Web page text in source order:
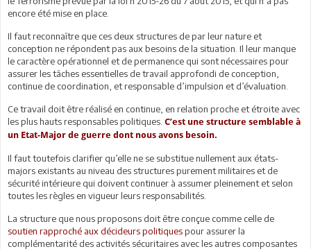
encore été mise en place.
Il faut reconnaître que ces deux structures de par leur nature et
conception ne répondent pas aux besoins de la situation. Il leur manque
le caractère opérationnel et de permanence qui sont nécessaires pour
assurer les tâches essentielles de travail approfondi de conception,
continue de coordination, et responsable d’impulsion et d’évaluation.
Ce travail doit être réalisé en continue, en relation proche et étroite avec
les plus hauts responsables politiques. C’est une structure semblable à
un Etat-Major de guerre dont nous avons besoin.
Il faut toutefois clarifier qu’elle ne se substitue nullement aux états-
majors existants au niveau des structures purement militaires et de
sécurité intérieure qui doivent continuer à assumer pleinement et selon
toutes les règles en vigueur leurs responsabilités.
La structure que nous proposons doit être conçue comme celle de
soutien rapproché aux décideurs politiquespour assurer la
complémentarité des activités sécuritaires avec les autres composantes